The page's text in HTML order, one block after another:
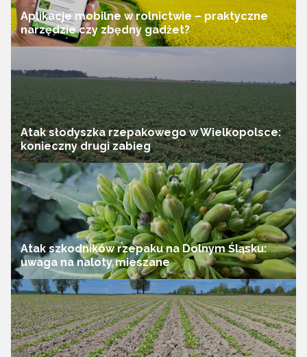
Aplikacje mobilne w rolnictwie – praktyczne
narzędzie czy zbędny gadżet?
Atak słodyszka rzepakowego w Wielkopolsce:
konieczny drugi zabieg
Atak szkodników rzepaku na Dolnym Śląsku:
uwaga na naloty mieszane